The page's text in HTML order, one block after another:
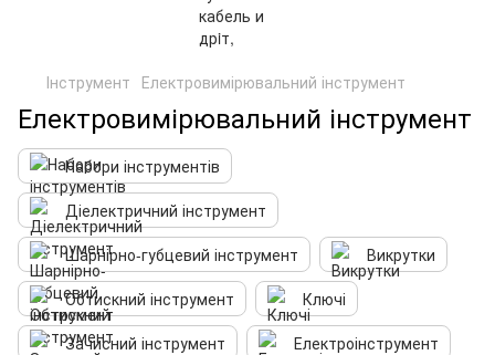
Інструмент Електровимірювальний інструмент
Електровимірювальний інструмент
Набори інструментів
Діелектричний інструмент
Шарнірно-губцевий інструмент
Викрутки
Обтискний інструмент
Ключі
Зачисний інструмент
Електроінструмент